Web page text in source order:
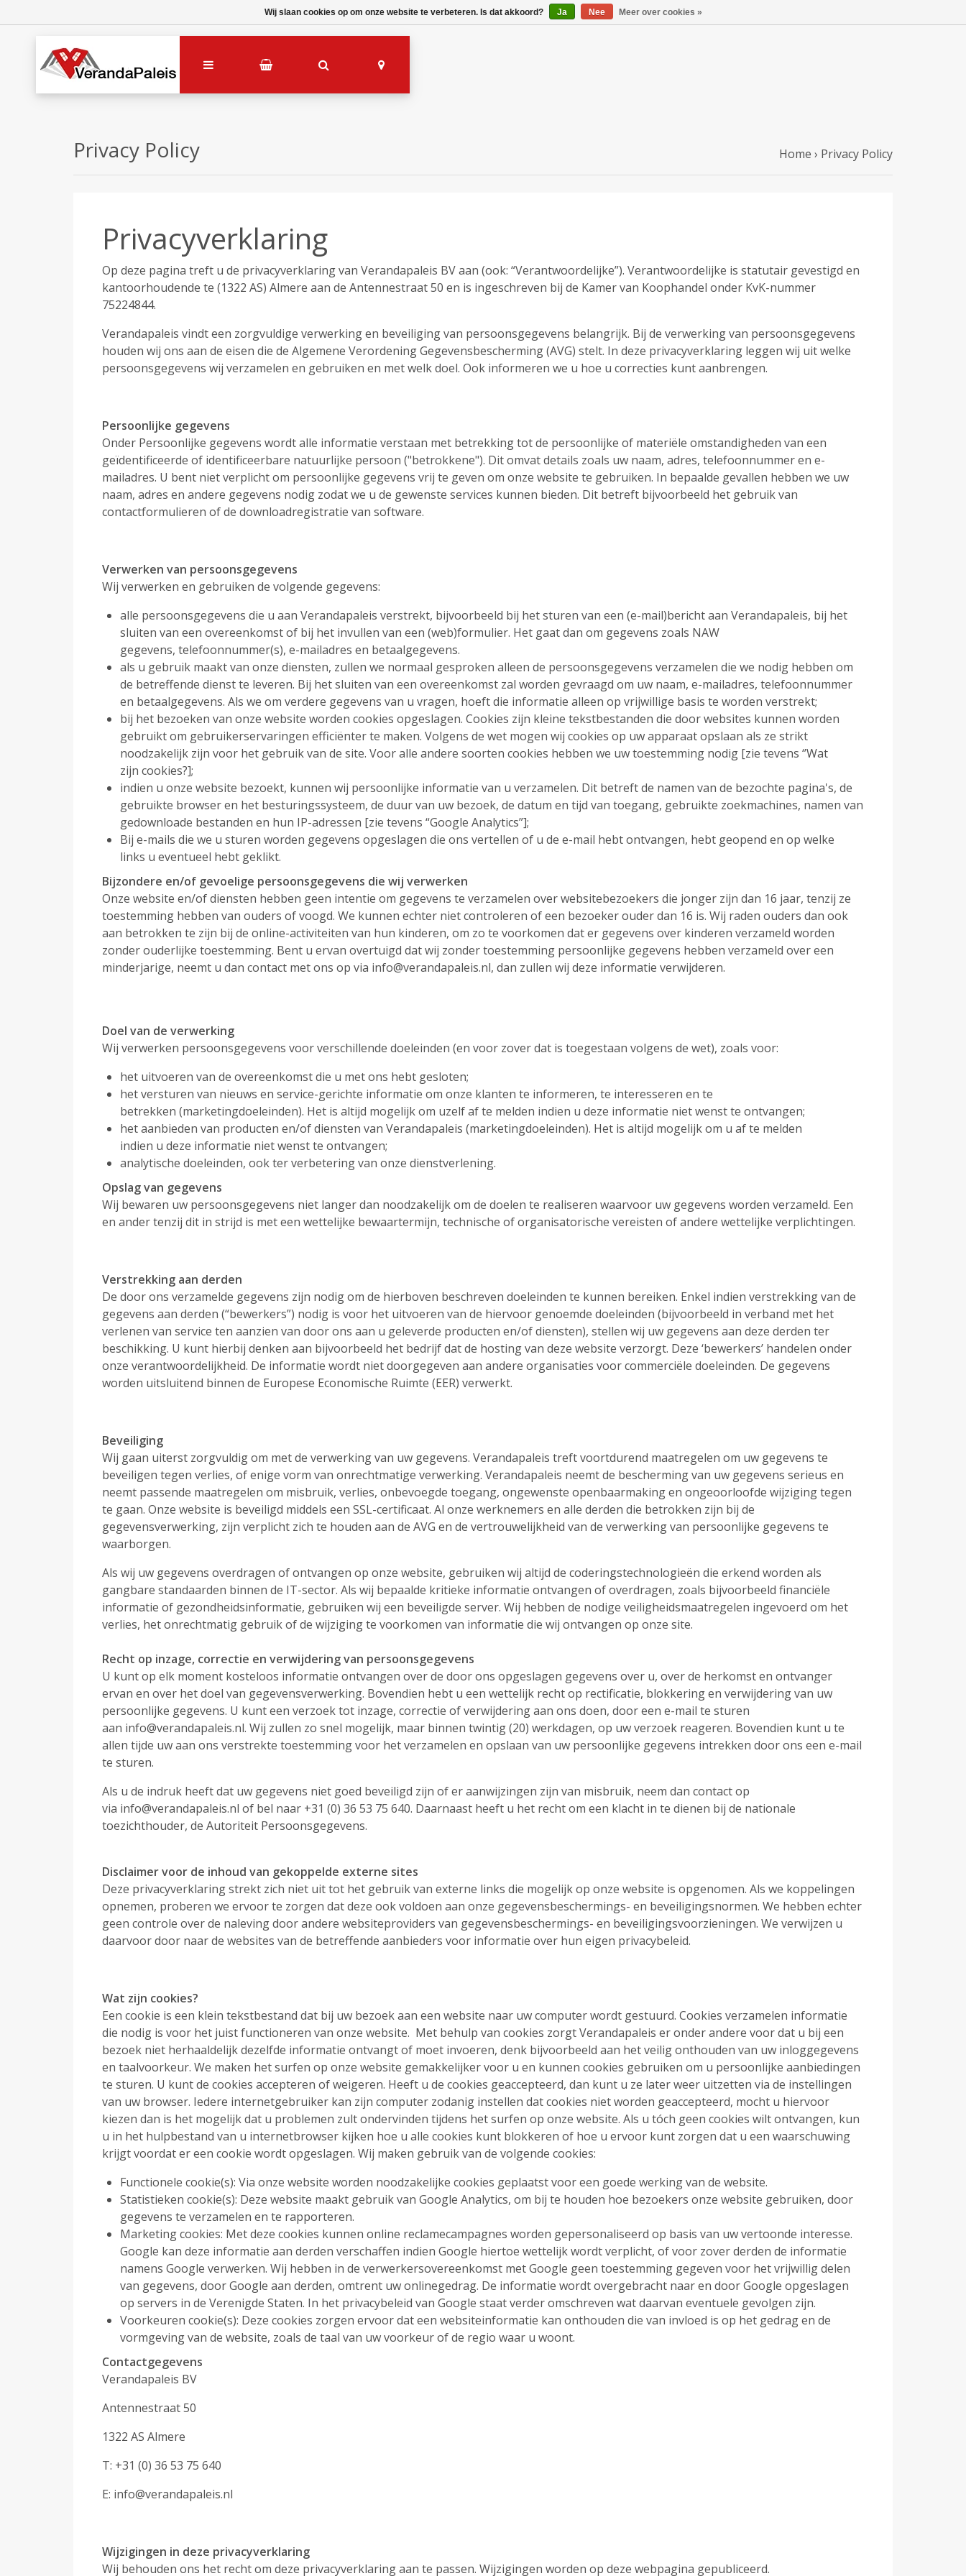
Privacy Policy Home › Privacy Policy
Privacyverklaring
Op deze pagina treft u de privacyverklaring van Verandapaleis BV aan (ook: “Verantwoordelijke”). Verantwoordelijke is statutair gevestigd en
kantoorhoudende te (1322 AS) Almere aan de Antennestraat 50 en is ingeschreven bij de Kamer van Koophandel onder KvK-nummer
75224844.
Verandapaleis vindt een zorgvuldige verwerking en beveiliging van persoonsgegevens belangrijk. Bij de verwerking van persoonsgegevens
houden wij ons aan de eisen die de Algemene Verordening Gegevensbescherming (AVG) stelt. In deze privacyverklaring leggen wij uit welke
persoonsgegevens wij verzamelen en gebruiken en met welk doel. Ook informeren we u hoe u correcties kunt aanbrengen.
Persoonlijke gegevens
Onder Persoonlijke gegevens wordt alle informatie verstaan met betrekking tot de persoonlijke of materiële omstandigheden van een
geïdentificeerde of identificeerbare natuurlijke persoon ("betrokkene"). Dit omvat details zoals uw naam, adres, telefoonnummer en e-
mailadres. U bent niet verplicht om persoonlijke gegevens vrij te geven om onze website te gebruiken. In bepaalde gevallen hebben we uw
naam, adres en andere gegevens nodig zodat we u de gewenste services kunnen bieden. Dit betreft bijvoorbeeld het gebruik van
contactformulieren of de downloadregistratie van software.
Verwerken van persoonsgegevens
Wij verwerken en gebruiken de volgende gegevens:
alle persoonsgegevens die u aan Verandapaleis verstrekt, bijvoorbeeld bij het sturen van een (e-mail)bericht aan Verandapaleis, bij het
sluiten van een overeenkomst of bij het invullen van een (web)formulier. Het gaat dan om gegevens zoals NAW
gegevens, telefoonnummer(s), e-mailadres en betaalgegevens.
als u gebruik maakt van onze diensten, zullen we normaal gesproken alleen de persoonsgegevens verzamelen die we nodig hebben om
de betreffende dienst te leveren. Bij het sluiten van een overeenkomst zal worden gevraagd om uw naam, e-mailadres, telefoonnummer
en betaalgegevens. Als we om verdere gegevens van u vragen, hoeft die informatie alleen op vrijwillige basis te worden verstrekt;
bij het bezoeken van onze website worden cookies opgeslagen. Cookies zijn kleine tekstbestanden die door websites kunnen worden
gebruikt om gebruikerservaringen efficiënter te maken. Volgens de wet mogen wij cookies op uw apparaat opslaan als ze strikt
noodzakelijk zijn voor het gebruik van de site. Voor alle andere soorten cookies hebben we uw toestemming nodig [zie tevens ‘’Wat
zijn cookies?];
indien u onze website bezoekt, kunnen wij persoonlijke informatie van u verzamelen. Dit betreft de namen van de bezochte pagina's, de
gebruikte browser en het besturingssysteem, de duur van uw bezoek, de datum en tijd van toegang, gebruikte zoekmachines, namen van
gedownloade bestanden en hun IP-adressen [zie tevens “Google Analytics”];
Bij e-mails die we u sturen worden gegevens opgeslagen die ons vertellen of u de e-mail hebt ontvangen, hebt geopend en op welke
links u eventueel hebt geklikt.
Bijzondere en/of gevoelige persoonsgegevens die wij verwerken
Onze website en/of diensten hebben geen intentie om gegevens te verzamelen over websitebezoekers die jonger zijn dan 16 jaar, tenzij ze
toestemming hebben van ouders of voogd. We kunnen echter niet controleren of een bezoeker ouder dan 16 is. Wij raden ouders dan ook
aan betrokken te zijn bij de online-activiteiten van hun kinderen, om zo te voorkomen dat er gegevens over kinderen verzameld worden
zonder ouderlijke toestemming. Bent u ervan overtuigd dat wij zonder toestemming persoonlijke gegevens hebben verzameld over een
minderjarige, neemt u dan contact met ons op via info@verandapaleis.nl, dan zullen wij deze informatie verwijderen.
Doel van de verwerking
Wij verwerken persoonsgegevens voor verschillende doeleinden (en voor zover dat is toegestaan volgens de wet), zoals voor:
het uitvoeren van de overeenkomst die u met ons hebt gesloten;
het versturen van nieuws en service-gerichte informatie om onze klanten te informeren, te interesseren en te
betrekken (marketingdoeleinden). Het is altijd mogelijk om uzelf af te melden indien u deze informatie niet wenst te ontvangen;
het aanbieden van producten en/of diensten van Verandapaleis (marketingdoeleinden). Het is altijd mogelijk om u af te melden
indien u deze informatie niet wenst te ontvangen;
analytische doeleinden, ook ter verbetering van onze dienstverlening.
Opslag van gegevens
Wij bewaren uw persoonsgegevens niet langer dan noodzakelijk om de doelen te realiseren waarvoor uw gegevens worden verzameld. Een
en ander tenzij dit in strijd is met een wettelijke bewaartermijn, technische of organisatorische vereisten of andere wettelijke verplichtingen.
Verstrekking aan derden
De door ons verzamelde gegevens zijn nodig om de hierboven beschreven doeleinden te kunnen bereiken. Enkel indien verstrekking van de
gegevens aan derden (“bewerkers”) nodig is voor het uitvoeren van de hiervoor genoemde doeleinden (bijvoorbeeld in verband met het
verlenen van service ten aanzien van door ons aan u geleverde producten en/of diensten), stellen wij uw gegevens aan deze derden ter
beschikking. U kunt hierbij denken aan bijvoorbeeld het bedrijf dat de hosting van deze website verzorgt. Deze ‘bewerkers’ handelen onder
onze verantwoordelijkheid. De informatie wordt niet doorgegeven aan andere organisaties voor commerciële doeleinden. De gegevens
worden uitsluitend binnen de Europese Economische Ruimte (EER) verwerkt.
Beveiliging
Wij gaan uiterst zorgvuldig om met de verwerking van uw gegevens. Verandapaleis treft voortdurend maatregelen om uw gegevens te
beveiligen tegen verlies, of enige vorm van onrechtmatige verwerking. Verandapaleis neemt de bescherming van uw gegevens serieus en
neemt passende maatregelen om misbruik, verlies, onbevoegde toegang, ongewenste openbaarmaking en ongeoorloofde wijziging tegen
te gaan. Onze website is beveiligd middels een SSL-certificaat. Al onze werknemers en alle derden die betrokken zijn bij de
gegevensverwerking, zijn verplicht zich te houden aan de AVG en de vertrouwelijkheid van de verwerking van persoonlijke gegevens te
waarborgen.
Als wij uw gegevens overdragen of ontvangen op onze website, gebruiken wij altijd de coderingstechnologieën die erkend worden als
gangbare standaarden binnen de IT-sector. Als wij bepaalde kritieke informatie ontvangen of overdragen, zoals bijvoorbeeld financiële
informatie of gezondheidsinformatie, gebruiken wij een beveiligde server. Wij hebben de nodige veiligheidsmaatregelen ingevoerd om het
verlies, het onrechtmatig gebruik of de wijziging te voorkomen van informatie die wij ontvangen op onze site.
Recht op inzage, correctie en verwijdering van persoonsgegevens
U kunt op elk moment kosteloos informatie ontvangen over de door ons opgeslagen gegevens over u, over de herkomst en ontvanger
ervan en over het doel van gegevensverwerking. Bovendien hebt u een wettelijk recht op rectificatie, blokkering en verwijdering van uw
persoonlijke gegevens. U kunt een verzoek tot inzage, correctie of verwijdering aan ons doen, door een e-mail te sturen
aan info@verandapaleis.nl. Wij zullen zo snel mogelijk, maar binnen twintig (20) werkdagen, op uw verzoek reageren. Bovendien kunt u te
allen tijde uw aan ons verstrekte toestemming voor het verzamelen en opslaan van uw persoonlijke gegevens intrekken door ons een e-mail
te sturen.
Als u de indruk heeft dat uw gegevens niet goed beveiligd zijn of er aanwijzingen zijn van misbruik, neem dan contact op
via info@verandapaleis.nl of bel naar +31 (0) 36 53 75 640. Daarnaast heeft u het recht om een klacht in te dienen bij de nationale
toezichthouder, de Autoriteit Persoonsgegevens.
Disclaimer voor de inhoud van gekoppelde externe sites
Deze privacyverklaring strekt zich niet uit tot het gebruik van externe links die mogelijk op onze website is opgenomen. Als we koppelingen
opnemen, proberen we ervoor te zorgen dat deze ook voldoen aan onze gegevensbeschermings- en beveiligingsnormen. We hebben echter
geen controle over de naleving door andere websiteproviders van gegevensbeschermings- en beveiligingsvoorzieningen. We verwijzen u
daarvoor door naar de websites van de betreffende aanbieders voor informatie over hun eigen privacybeleid.
Wat zijn cookies?
Een cookie is een klein tekstbestand dat bij uw bezoek aan een website naar uw computer wordt gestuurd. Cookies verzamelen informatie
die nodig is voor het juist functioneren van onze website. Met behulp van cookies zorgt Verandapaleis er onder andere voor dat u bij een
bezoek niet herhaaldelijk dezelfde informatie ontvangt of moet invoeren, denk bijvoorbeeld aan het veilig onthouden van uw inloggegevens
en taalvoorkeur. We maken het surfen op onze website gemakkelijker voor u en kunnen cookies gebruiken om u persoonlijke aanbiedingen
te sturen. U kunt de cookies accepteren of weigeren. Heeft u de cookies geaccepteerd, dan kunt u ze later weer uitzetten via de instellingen
van uw browser. Iedere internetgebruiker kan zijn computer zodanig instellen dat cookies niet worden geaccepteerd, mocht u hiervoor
kiezen dan is het mogelijk dat u problemen zult ondervinden tijdens het surfen op onze website. Als u tóch geen cookies wilt ontvangen, kun
u in het hulpbestand van u internetbrowser kijken hoe u alle cookies kunt blokkeren of hoe u ervoor kunt zorgen dat u een waarschuwing
krijgt voordat er een cookie wordt opgeslagen. Wij maken gebruik van de volgende cookies:
Functionele cookie(s): Via onze website worden noodzakelijke cookies geplaatst voor een goede werking van de website.
Statistieken cookie(s): Deze website maakt gebruik van Google Analytics, om bij te houden hoe bezoekers onze website gebruiken, door
gegevens te verzamelen en te rapporteren.
Marketing cookies: Met deze cookies kunnen online reclamecampagnes worden gepersonaliseerd op basis van uw vertoonde interesse.
Google kan deze informatie aan derden verschaffen indien Google hiertoe wettelijk wordt verplicht, of voor zover derden de informatie
namens Google verwerken. Wij hebben in de verwerkersovereenkomst met Google geen toestemming gegeven voor het vrijwillig delen
van gegevens, door Google aan derden, omtrent uw onlinegedrag. De informatie wordt overgebracht naar en door Google opgeslagen
op servers in de Verenigde Staten. In het privacybeleid van Google staat verder omschreven wat daarvan eventuele gevolgen zijn.
Voorkeuren cookie(s): Deze cookies zorgen ervoor dat een websiteinformatie kan onthouden die van invloed is op het gedrag en de
vormgeving van de website, zoals de taal van uw voorkeur of de regio waar u woont.
Contactgegevens
Verandapaleis BV
Antennestraat 50
1322 AS Almere
T: +31 (0) 36 53 75 640
E: info@verandapaleis.nl
Wijzigingen in deze privacyverklaring
Wij behouden ons het recht om deze privacyverklaring aan te passen. Wijzigingen worden op deze webpagina gepubliceerd.
Wij slaan cookies op om onze website te verbeteren. Is dat akkoord? Ja Nee Meer over cookies »